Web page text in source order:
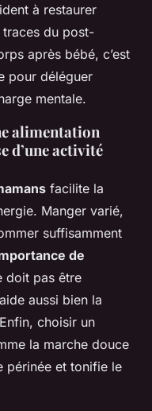
à restaurer
traces du post-
après bébé, c’est
pour déléguer
mentale.
alimentation
d’une activité
facilite la
Manger varié,
suffisamment
de
doit pas être
aussi bien la
choisir un
la marche douce
périnée et tonifie le